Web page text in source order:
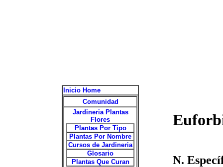
Inicio Home
Comunidad
Jardineria Plantas
Flores
Plantas Por Tipo
Plantas Por Nombre
Cursos de Jardineria
Glosario
Plantas Que Curan
N.